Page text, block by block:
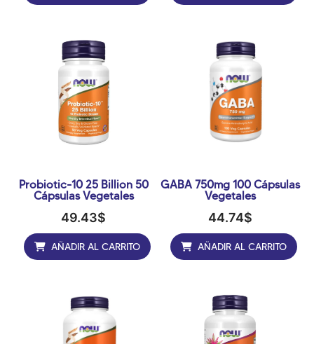
Probiotic-10 25 Billion 50
Cápsulas Vegetales
49.43$
AÑADIR AL CARRITO
GABA 750mg 100 Cápsulas
Vegetales
44.74$
AÑADIR AL CARRITO